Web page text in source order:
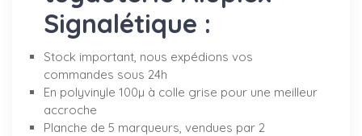
Signalétique :
Stock important, nous expédions vos
commandes sous 24h
En polyvinyle 100µ à colle grise pour une meilleur
accroche
Planche de 5 marqueurs, vendues par 2